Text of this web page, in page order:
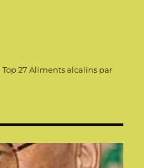
Étiquettes
Top 27 Aliments alcalins par